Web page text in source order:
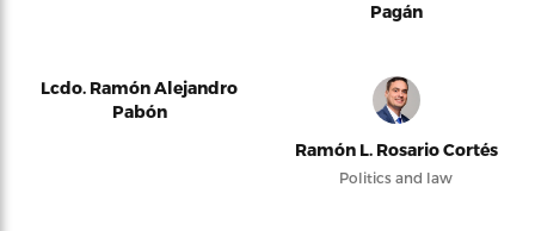
Pagán
Lcdo. Ramón Alejandro
Pabón
Ramón L. Rosario Cortés
Politics and law